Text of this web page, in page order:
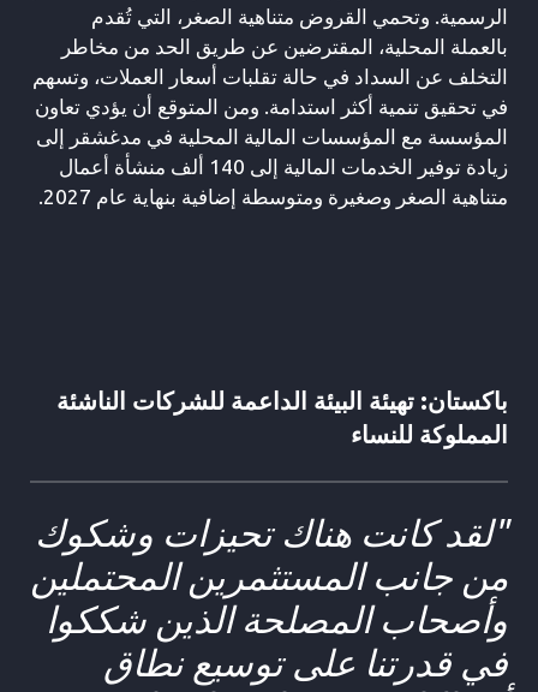
الرسمية. وتحمي القروض متناهية الصغر، التي تُقدم
بالعملة المحلية، المقترضين عن طريق الحد من مخاطر
التخلف عن السداد في حالة تقلبات أسعار العملات، وتسهم
في تحقيق تنمية أكثر استدامة. ومن المتوقع أن يؤدي تعاون
المؤسسة مع المؤسسات المالية المحلية في مدغشقر إلى
زيادة توفير الخدمات المالية إلى 140 ألف منشأة أعمال
متناهية الصغر وصغيرة ومتوسطة إضافية بنهاية عام 2027.
باكستان: تهيئة البيئة الداعمة للشركات الناشئة
المملوكة للنساء
"لقد كانت هناك تحيزات وشكوك
من جانب المستثمرين المحتملين
وأصحاب المصلحة الذين شككوا
في قدرتنا على توسيع نطاق